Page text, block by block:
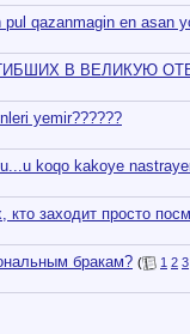
pul qazanmagin en asan
В ВЕЛИКУЮ
yemir??????
koqo kakoye
заходит просто
бракам? ( 1 2 3